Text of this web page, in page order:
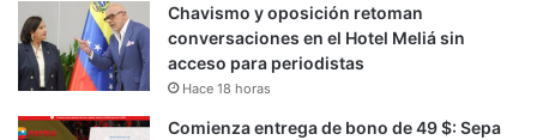
Chavismo y oposición retoman
conversaciones en el Hotel Meliá sin
acceso para periodistas
Hace 18 horas
Comienza entrega de bono de 49 $: Sepa